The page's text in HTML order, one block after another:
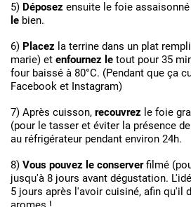
5) Déposez ensuite le foie
le bien.
6) Placez la terrine dans un plat
marie) et enfournez le tout pour 35
four baissé à 80°C. (Pendant que ça
Facebook et Instagram)
7) Après cuisson, recouvrez le foie
(pour le tasser et éviter la présence
au réfrigérateur pendant environ 24h.
8) Vous pouvez le conserverfilmé
jusqu'à 8 jours avant dégustation.
5 jours après l'avoir cuisiné, afin qu'il